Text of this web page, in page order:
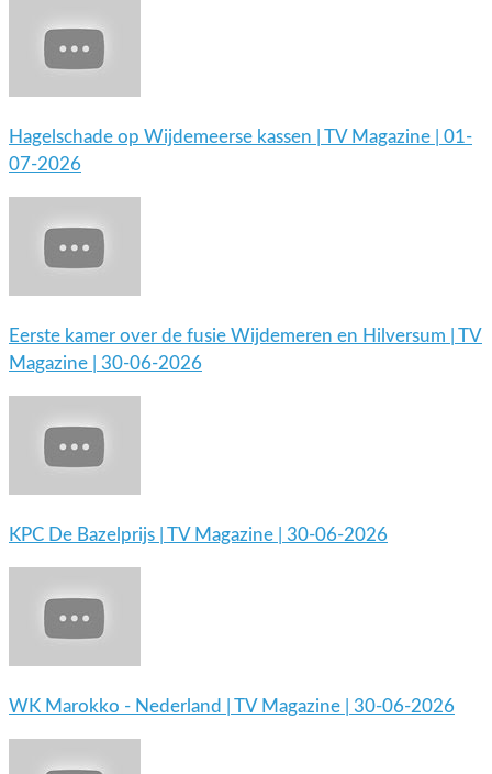
Hagelschade op Wijdemeerse kassen | TV Magazine | 01-
07-2026
Eerste kamer over de fusie Wijdemeren en Hilversum | TV
Magazine | 30-06-2026
KPC De Bazelprijs | TV Magazine | 30-06-2026
WK Marokko - Nederland | TV Magazine | 30-06-2026